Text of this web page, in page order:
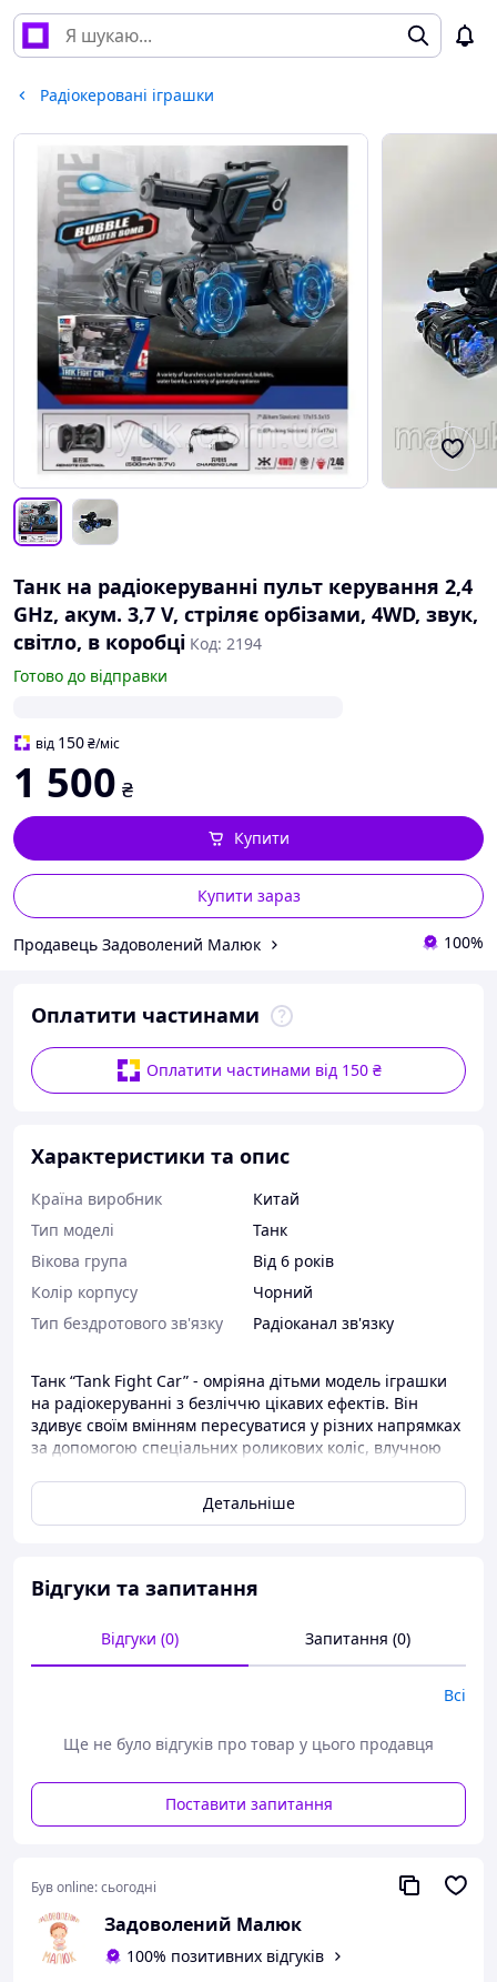
Радіокеровані іграшки
Танк на радіокеруванні пульт керування 2,4
GHz, акум. 3,7 V, стріляє орбізами, 4WD, звук,
світло, в коробці Код: 2194
Готово до відправки
від 150₴/міс
1 500 ₴
Купити зараз
Купити
Продавець Задоволений Малюк 100%
Оплатити частинами
Оплатити частинами від 150 ₴
Характеристики та опис
Країна виробник
Китай
Тип моделі
Танк
Вікова група
Від 6 років
Колір корпусу
Чорний
Тип бездротового зв'язку
Радіоканал зв'язку
Танк “Tank Fight Car” - омріяна дітьми модель іграшки
на радіокеруванні з безліччю цікавих ефектів. Він
здивує своїм вмінням пересуватися у різних напрямках
за допомогою спеціальних роликових коліс, влучною
підсвічуванням.
- має неперевершений, продуманий до дрібниць
- стильне поєднання двох кольорів;
- танк обертається на 360°;
- відтворює музику та звук роботи двигуна;
- працює від акумулятора 3,7 V;
- пульт керування 2,4 GHz працює від 2-х батарейок
типу “АА” (не додаються).
Детальніше
Відгуки та запитання
Відгуки (0) Запитання (0)
Всі
Ще не було відгуків про товар у цього продавця
Поставити запитання
Був online:сьогодні
Задоволений Малюк
100% позитивних відгуків